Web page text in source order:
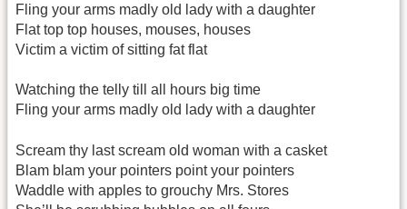
Fling your arms madly old lady with a daughter
Flat top top houses, mouses, houses
Victim a victim of sitting fat flat
Watching the telly till all hours big time
Fling your arms madly old lady with a daughter
Scream thy last scream old woman with a casket
Blam blam your pointers point your pointers
Waddle with apples to grouchy Mrs. Stores